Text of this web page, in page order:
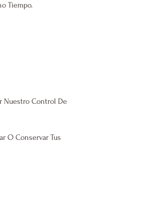
Tiempo.
Nuestro Control De
O Conservar Tus